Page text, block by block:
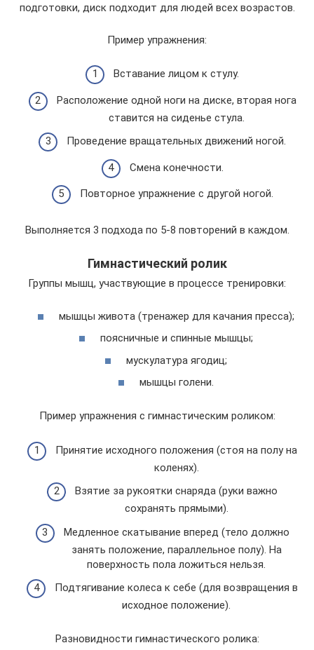
подготовки, диск подходит для людей всех возрастов.
Пример упражнения:
Вставание лицом к стулу.
Расположение одной ноги на диске, вторая нога
ставится на сиденье стула.
Проведение вращательных движений ногой.
Смена конечности.
Повторное упражнение с другой ногой.
Выполняется 3 подхода по 5-8 повторений в каждом.
Гимнастический ролик
Группы мышц, участвующие в процессе тренировки:
мышцы живота (тренажер для качания пресса);
поясничные и спинные мышцы;
мускулатура ягодиц;
мышцы голени.
Пример упражнения с гимнастическим роликом:
Принятие исходного положения (стоя на полу на
коленях).
Взятие за рукоятки снаряда (руки важно
сохранять прямыми).
Медленное скатывание вперед (тело должно
занять положение, параллельное полу). На
поверхность пола ложиться нельзя.
Подтягивание колеса к себе (для возвращения в
исходное положение).
Разновидности гимнастического ролика: